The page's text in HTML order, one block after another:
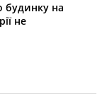
будинку на
не